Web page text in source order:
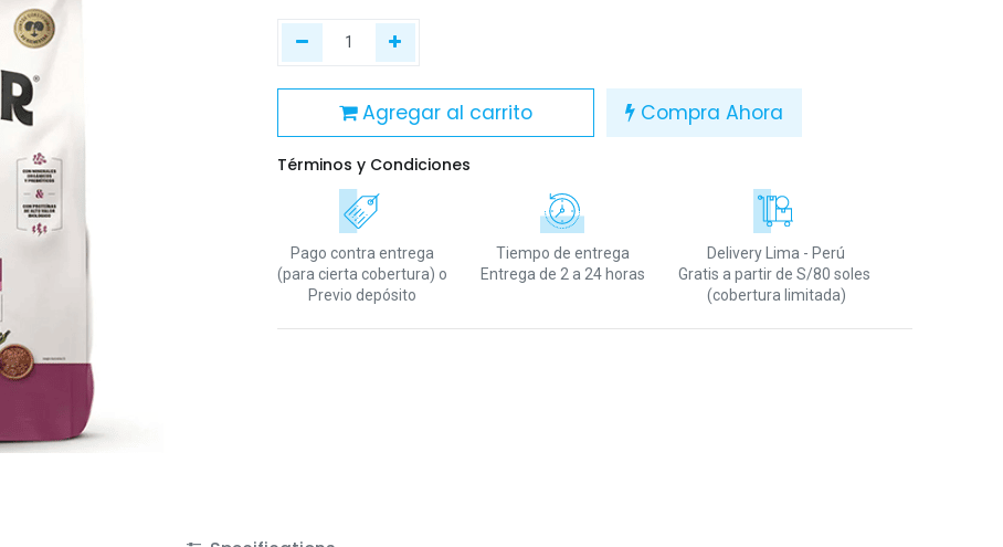
Agregar al carrito Compra Ahora
Términos y Condiciones
Pago contra entrega
(para cierta cobertura) o
Previo depósito
Tiempo de entrega
Entrega de 2 a 24 horas
Delivery Lima - Perú
Gratis a partir de S/80 soles
(cobertura limitada)